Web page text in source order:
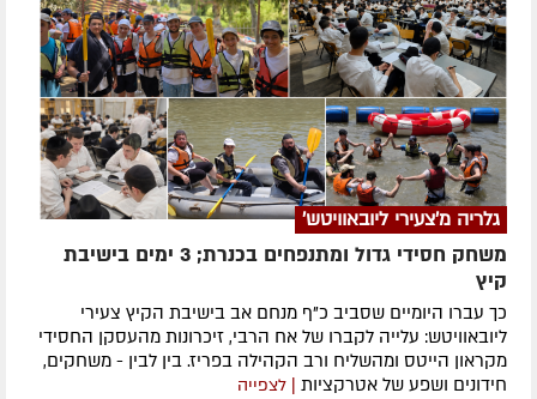
גלריה מ'צעירי ליובאוויטש'
משחק חסידי גדול ומתנפחים בכנרת; 3 ימים בישיבת
קיץ
כך עברו היומיים שסביב כ"ף מנחם אב בישיבת הקיץ צעירי
ליובאוויטש: עלייה לקברו של אח הרבי, זיכרונות מהעסקן החסידי
מקראון הייטס ומהשליח ורב הקהילה בפריז. בין לבין - משחקים,
חידונים ושפע של אטרקציות
| לצפייה